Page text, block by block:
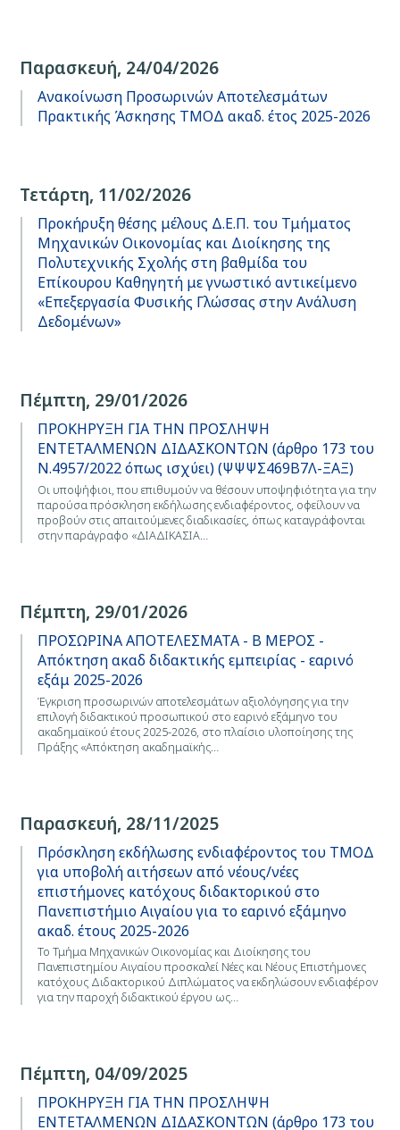
Παρασκευή, 24/04/2026
Ανακοίνωση Προσωρινών Αποτελεσμάτων
Πρακτικής Άσκησης ΤΜΟΔ ακαδ. έτος 2025-2026
Τετάρτη, 11/02/2026
Προκήρυξη θέσης μέλους Δ.Ε.Π. του Τμήματος
Μηχανικών Οικονομίας και Διοίκησης της
Πολυτεχνικής Σχολής στη βαθμίδα του
Επίκουρου Καθηγητή με γνωστικό αντικείμενο
«Επεξεργασία Φυσικής Γλώσσας στην Ανάλυση
Δεδομένων»
Πέμπτη, 29/01/2026
ΠΡΟΚΗΡΥΞΗ ΓΙΑ ΤΗΝ ΠΡΟΣΛΗΨΗ
ΕΝΤΕΤΑΛΜΕΝΩΝ ΔΙΔΑΣΚΟΝΤΩΝ (άρθρο 173 του
Ν.4957/2022 όπως ισχύει) (ΨΨΨΣ469Β7Λ-ΞΑΞ)
Οι υποψήφιοι, που επιθυμούν να θέσουν υποψηφιότητα για την
παρούσα πρόσκληση εκδήλωσης ενδιαφέροντος, οφείλουν να
προβούν στις απαιτούμενες διαδικασίες, όπως καταγράφονται
στην παράγραφο «ΔΙΑΔΙΚΑΣΙΑ…
Πέμπτη, 29/01/2026
ΠΡΟΣΩΡΙΝΑ ΑΠΟΤΕΛΕΣΜΑΤΑ - Β ΜΕΡΟΣ -
Απόκτηση ακαδ διδακτικής εμπειρίας - εαρινό
εξάμ 2025-2026
Έγκριση προσωρινών αποτελεσμάτων αξιολόγησης για την
επιλογή διδακτικού προσωπικού στο εαρινό εξάμηνο του
ακαδημαϊκού έτους 2025-2026, στo πλαίσιο υλοποίησης της
Πράξης «Απόκτηση ακαδημαϊκής…
Παρασκευή, 28/11/2025
Πρόσκληση εκδήλωσης ενδιαφέροντος του ΤΜΟΔ
για υποβολή αιτήσεων από νέους/νέες
επιστήμονες κατόχους διδακτορικού στο
Πανεπιστήμιο Αιγαίου για το εαρινό εξάμηνο
ακαδ. έτους 2025-2026
Το Τμήμα Μηχανικών Οικονομίας και Διοίκησης του
Πανεπιστημίου Αιγαίου προσκαλεί Νέες και Νέους Επιστήμονες
κατόχους Διδακτορικού Διπλώματος να εκδηλώσουν ενδιαφέρον
για την παροχή διδακτικού έργου ως…
Πέμπτη, 04/09/2025
ΠΡΟΚΗΡΥΞΗ ΓΙΑ ΤΗΝ ΠΡΟΣΛΗΨΗ
ΕΝΤΕΤΑΛΜΕΝΩΝ ΔΙΔΑΣΚΟΝΤΩΝ (άρθρο 173 του